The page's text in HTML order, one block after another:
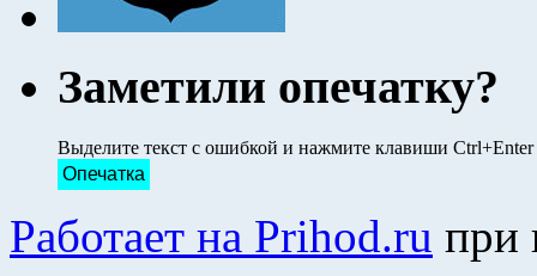
Заметили опечатку?
Выделите текст с ошибкой и нажмите клавиши
Опечатка
Работает на Prihod.ru при